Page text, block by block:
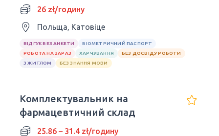
26 zł/годину
Польща, Катовіце
ВІДГУК БЕЗ АНКЕТИ
БІОМЕТРИЧНИЙ ПАСПОРТ
РОБОТА НА ЗАРАЗ
ХАРЧУВАННЯ
БЕЗ ДОСВІДУ РОБОТИ
З ЖИТЛОМ
БЕЗ ЗНАННЯ МОВИ
Комплектувальник на
фармацевтичний склад
25.86 – 31.4 zł/годину